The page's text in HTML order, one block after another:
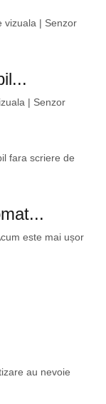
| Senzor
este mai ușor
au nevoie